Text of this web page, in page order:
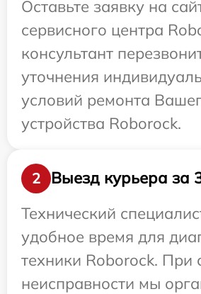
Оставьте заявку на
сервисного центра
консультант
уточнения
условий ремонта
устройства Roborock.
2
Выезд курьера за
Технический
удобное время для
техники Roborock. При
неисправности мы